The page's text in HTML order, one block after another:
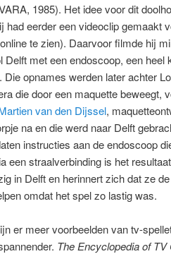
1985). Het idee voor dit
had eerder een videoclip gemaakt
te zien). Daarvoor filmde hij
Delft met een endoscoop, een heel
Die opnames werden later achter
die door een maquette beweegt,
van den Dijssel,
na en die werd naar Delft
instructies aan de endoscoop
een straalverbinding is het
in Delft en herinnert zich dat ze
omdat het spel zo lastig was.
er meer voorbeelden van tv-
The Encyclopedia of